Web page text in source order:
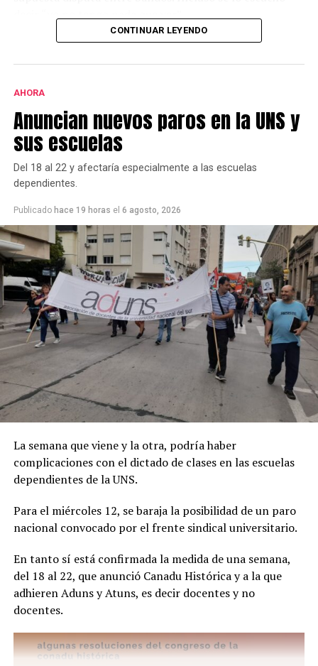
Desde el local,y a través de un comunicado, aseguraron
que en el interior no hubo ningún incidente.
Por este caso está detenido Joaquín Eleazar Larraburu
(25), quien en un principio escapó en auto y luego chocó
CONTINUAR LEYENDO
AHORA
Anuncian nuevos paros en la UNS y
sus escuelas
Del 18 al 22 y afectaría especialmente a las escuelas
dependientes.
Publicado hace 19 horas el 6 agosto, 2026
La semana que viene y la otra, podría haber
complicaciones con el dictado de clases en las escuelas
dependientes de la UNS.
Para el miércoles 12, se baraja la posibilidad de un paro
nacional convocado por el frente sindical universitario.
En tanto sí está confirmada la medida de una semana,
del 18 al 22, que anunció Canadu Histórica y a la que
adhieren Aduns y Atuns, es decir docentes y no
docentes.